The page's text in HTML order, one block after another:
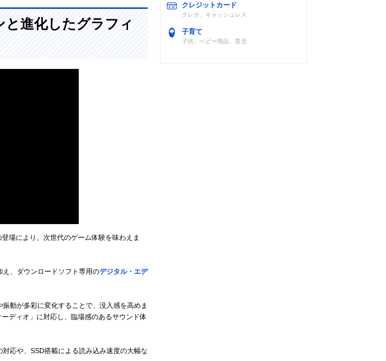
進化したグラフィ
場により、次世代のゲーム体験を味わえま
え、ダウンロードソフト専用のデジタル・エデ
動が多彩に変化することで、没入感を高めま
ディオ」に対応し、臨場感のあるサウンド体
応や、SSD搭載による読み込み速度の大幅な
クレジットカード
クレカ、キャッシュレス
子育て
子供、ベビー用品、育児